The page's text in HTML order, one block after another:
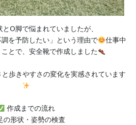
O脚で悩まれていましたが、
調を予防したい」という理由で
仕事中
とで、安全靴で作成しました
歩きやすさの変化を実感されています
作成までの流れ
形状・姿勢の検査